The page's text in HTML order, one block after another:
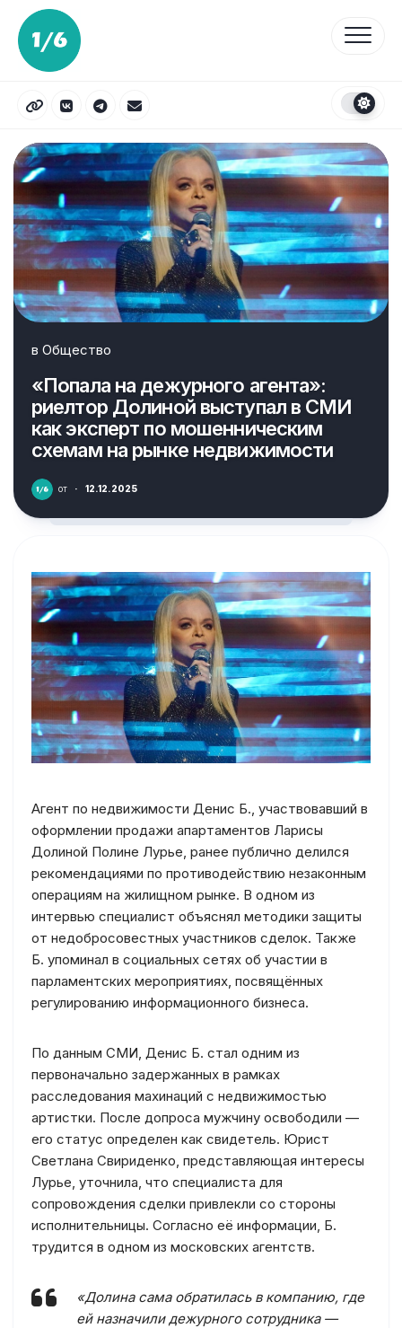
Перейти
содержанию
в Общество
«Попала на дежурного агента»:
риелтор Долиной выступал в СМИ
как эксперт по мошенническим
схемам на рынке недвижимости
от · 12.12.2025
Агент по недвижимости Денис Б., участвовавший в
оформлении продажи апартаментов Ларисы
Долиной Полине Лурье, ранее публично делился
рекомендациями по противодействию незаконным
операциям на жилищном рынке. В одном из
интервью специалист объяснял методики защиты
от недобросовестных участников сделок. Также
Б. упоминал в социальных сетях об участии в
парламентских мероприятиях, посвящённых
регулированию информационного бизнеса.
По данным СМИ, Денис Б. стал одним из
первоначально задержанных в рамках
расследования махинаций с недвижимостью
артистки. После допроса мужчину освободили —
его статус определен как свидетель. Юрист
Светлана Свириденко, представляющая интересы
Лурье, уточнила, что специалиста для
сопровождения сделки привлекли со стороны
исполнительницы. Согласно её информации, Б.
трудится в одном из московских агентств.
«Долина сама обратилась в компанию, где
ей назначили дежурного сотрудника —